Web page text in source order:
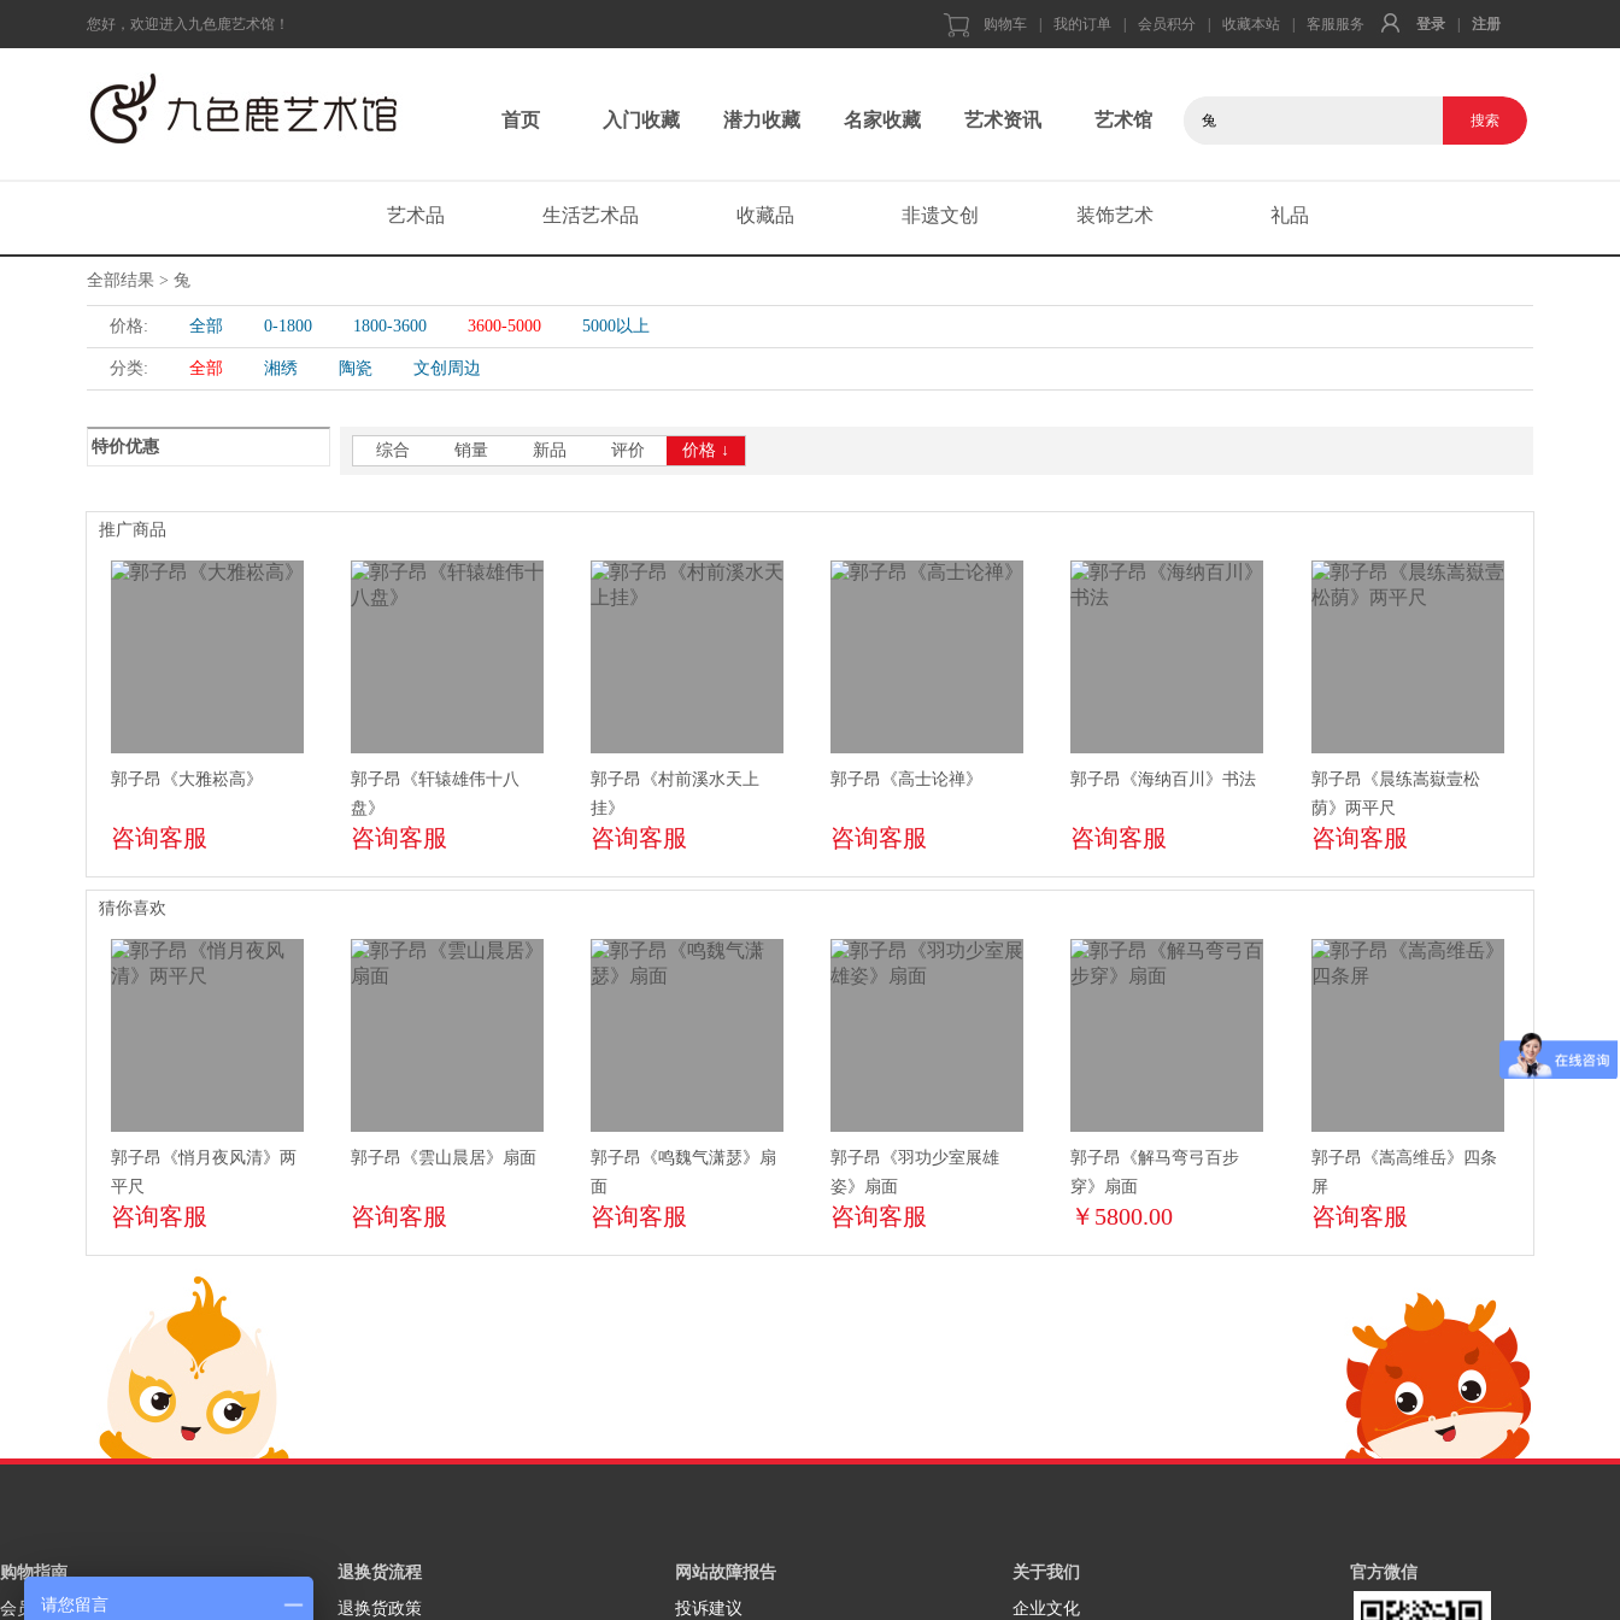
您好，欢迎进入九色鹿艺术馆！ 购物车 我的订单 会员积分 收藏本站 客服服务 登录 注册
首页 入门收藏 潜力收藏 名家收藏 艺术资讯 艺术馆
艺术品 生活艺术品 收藏品 非遗文创 装饰艺术 礼品
全部结果 > 兔
价格: 全部 0-1800 1800-3600 3600-5000 5000以上
分类: 全部 湘绣 陶瓷 文创周边
特价优惠 综合 销量 新品 评价 价格 ↓
推广商品
郭子昂《大雅崧高》
咨询客服
郭子昂《轩辕雄伟十八
盘》
咨询客服
郭子昂《村前溪水天上
挂》
咨询客服
郭子昂《高士论禅》
咨询客服
郭子昂《海纳百川》书法
咨询客服
郭子昂《晨练嵩嶽壹松
荫》两平尺
咨询客服
猜你喜欢
郭子昂《悄月夜风清》两
平尺
咨询客服
郭子昂《雲山晨居》扇面
咨询客服
郭子昂《鸣魏气潇瑟》扇
面
咨询客服
郭子昂《羽功少室展雄
姿》扇面
咨询客服
郭子昂《解马弯弓百步
穿》扇面
￥5800.00
郭子昂《嵩高维岳》四条
屏
咨询客服
购物指南
会员注册
退换货流程
退换货政策
网站故障报告
投诉建议
关于我们
企业文化
官方微信
请您留言